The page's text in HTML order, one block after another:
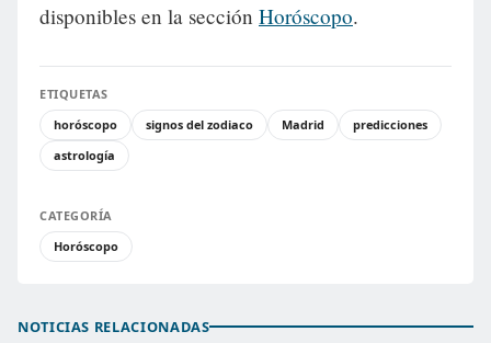
disponibles en la sección Horóscopo.
ETIQUETAS
horóscopo
signos del zodiaco Madrid
predicciones
astrología
CATEGORÍA
Horóscopo
NOTICIAS RELACIONADAS